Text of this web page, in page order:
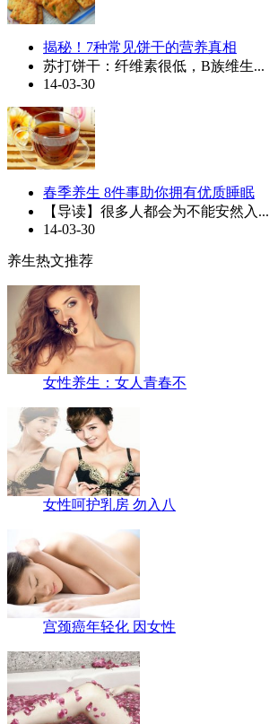
揭秘！7种常见饼干的营养真相
苏打饼干：纤维素很低，B族维生...
14-03-30
春季养生 8件事助你拥有优质睡眠
【导读】很多人都会为不能安然入...
14-03-30
养生热文推荐
女性养生：女人青春不
女性呵护乳房 勿入八
宫颈癌年轻化 因女性